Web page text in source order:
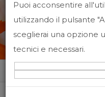
Home News&events
Puoi acconsentire
utilizzando il pulsante
sceglierai una opzione
tecnici e necessari.